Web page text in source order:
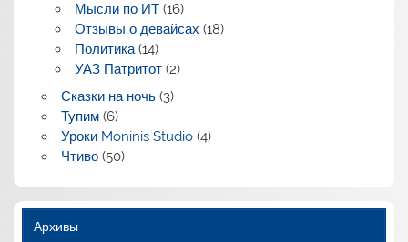
Мысли по ИТ(16)
Отзывы о девайсах (18)
Политика(14)
УАЗ Патритот(2)
Сказки на ночь(3)
Тупим(6)
Уроки Moninis Studio(4)
Чтиво(50)
Архивы